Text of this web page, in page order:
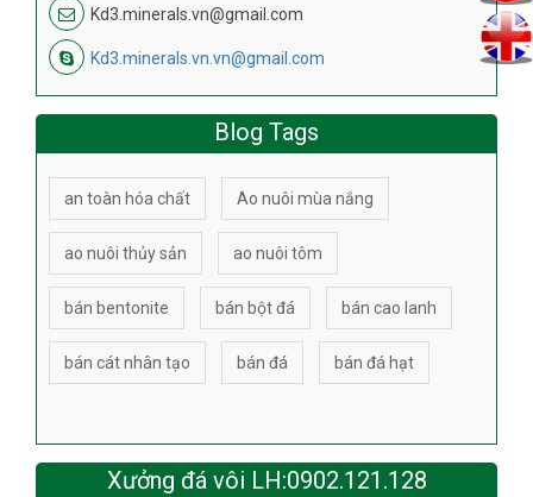
Kd3.minerals.vn@gmail.com
Kd3.minerals.vn.vn@gmail.com
Blog Tags
an toàn hóa chất Ao nuôi mùa nắng
ao nuôi thủy sản ao nuôi tôm
bán bentonite bán bột đá bán cao lanh
bán cát nhân tạo bán đá bán đá hạt
Xưởng đá vôi LH:0902.121.128